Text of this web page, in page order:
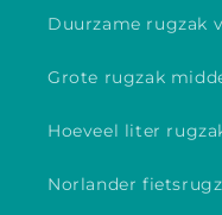
Duurzame rugzak
Grote rugzak
Hoeveel liter
Norlander